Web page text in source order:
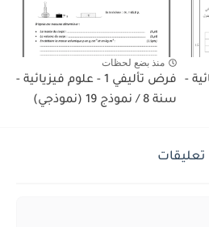
-
منذ بضع لحظات
فرض تأليفي 1 - علوم فيزيائية -
سنة 8 / نموذج 19 (نموذجي)
تعليقات